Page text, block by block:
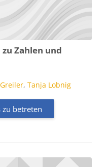
Zahlen und
, Tanja Lobnig
betreten